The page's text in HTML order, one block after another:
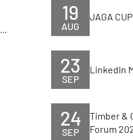
AUG
19 JAGA
SEP
23 LinkedIn
SEP
24
Timber &
Forum